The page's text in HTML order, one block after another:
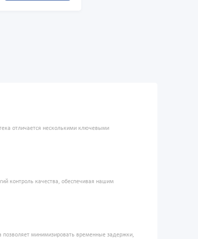
отличается несколькими ключевыми
контроль качества, обеспечивая нашим
позволяет минимизировать временные задержки,